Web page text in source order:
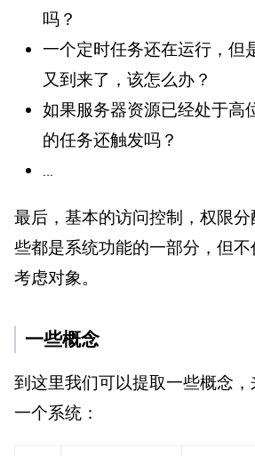
吗？
一个定时任务还在运行，但
又到来了，该怎么办？
如果服务器资源已经处于高
的任务还触发吗？
…
最后，基本的访问控制，权限
些都是系统功能的一部分，但
考虑对象。
一些概念
到这里我们可以提取一些概念
一个系统：